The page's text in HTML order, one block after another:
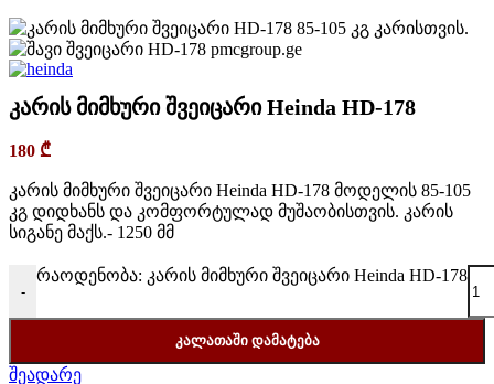
კარის მიმხური შვეიცარი Heinda HD-178
180 ₾
კარის მიმხური შვეიცარი Heinda HD-178 მოდელის 85-105
კგ დიდხანს და კომფორტულად მუშაობისთვის. კარის
სიგანე მაქს.- 1250 მმ
-
რაოდენობა: კარის მიმხური შვეიცარი Heinda HD-178
ᲙᲐᲚᲐᲗᲐᲨᲘ ᲓᲐᲛᲐᲢᲔᲑᲐ
შეადარე